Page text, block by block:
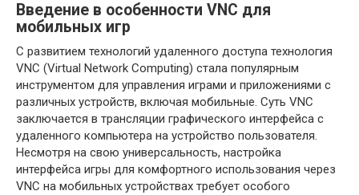
Введение в особенности VNC для
мобильных игр
С развитием технологий удаленного доступа технология
VNC (Virtual Network Computing) стала популярным
инструментом для управления играми и приложениями с
различных устройств, включая мобильные. Суть VNC
заключается в трансляции графического интерфейса с
удаленного компьютера на устройство пользователя.
Несмотря на свою универсальность, настройка
интерфейса игры для комфортного использования через
VNC на мобильных устройствах требует особого